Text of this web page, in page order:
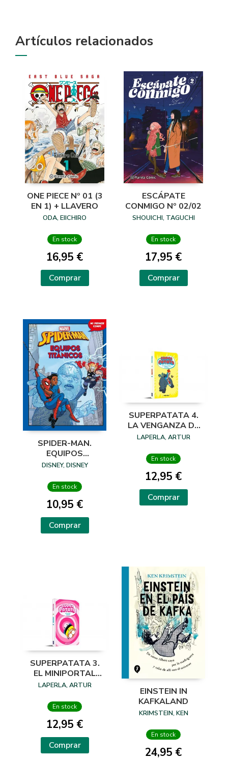
Artículos relacionados
ONE PIECE Nº 01 (3
EN 1) + LLAVERO
ODA, EIICHIRO
En stock
16,95 €
Comprar
ESCÁPATE
CONMIGO Nº 02/02
SHOUICHI, TAGUCHI
En stock
17,95 €
Comprar
SPIDER-MAN.
EQUIPOS
TITÁNICOS
DISNEY, DISNEY
En stock
10,95 €
Comprar
SUPERPATATA 4.
LA VENGANZA DE
MALICIA LA
LAPERLA, ARTUR
En stock
12,95 €
Comprar
SUPERPATATA 3.
EL MINIPORTAL
TEMPORAL
LAPERLA, ARTUR
En stock
12,95 €
Comprar
EINSTEIN IN
KAFKALAND
KRIMSTEIN, KEN
En stock
24,95 €